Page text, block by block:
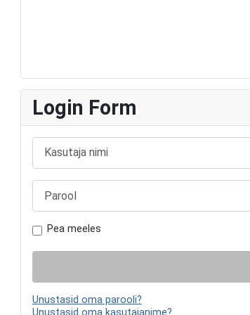
Login Form
Kasutaja nimi
Parool
Pea meeles
Unustasid oma parooli?